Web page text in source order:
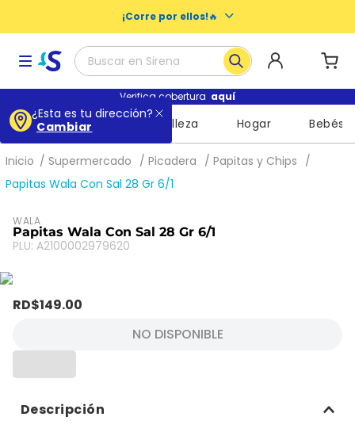
¡Corre por ellos!🔥
Buscar en Sirena
Términos más buscados
1
2.
buenas noches nosotras
3.
escolares
5.
queso
Verifica cobertura aquí
¿Esta es tu dirección?
Cambiar
Supermercado Belleza Hogar Bebés
Supermercado Picadera
Papitas y Chips
Papitas Wala Con Sal 28 Gr 6/1
WALA
Papitas Wala Con Sal 28 Gr 6/1
PLU: A2100002979620
RD$149.00
NO DISPONIBLE
Descripción